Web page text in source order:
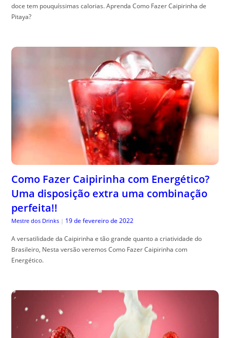
doce tem pouquíssimas calorias. Aprenda Como Fazer Caipirinha de
Pitaya?
Como Fazer Caipirinha com Energético?
Uma disposição extra uma combinação
perfeita!!
Mestre dos Drinks | 19 de fevereiro de 2022
A versatilidade da Caipirinha e tão grande quanto a criatividade do
Brasileiro, Nesta versão veremos Como Fazer Caipirinha com
Energético.